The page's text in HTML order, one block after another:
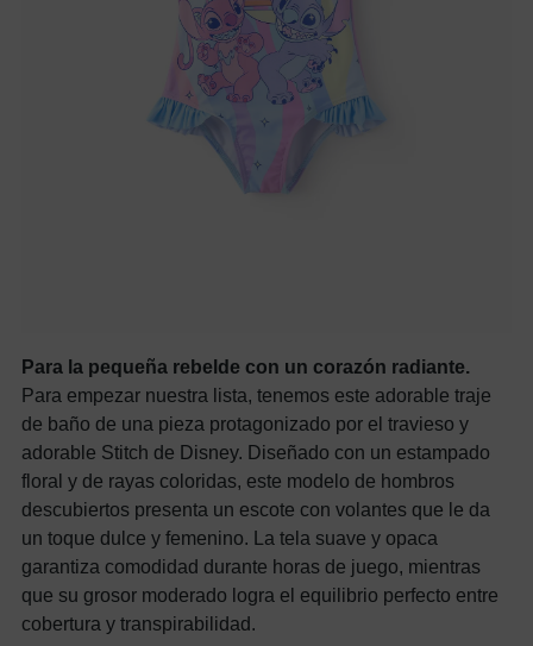
Para la pequeña rebelde con un corazón radiante.
Para empezar nuestra lista, tenemos este adorable traje
de baño de una pieza protagonizado por el travieso y
adorable Stitch de Disney. Diseñado con un estampado
floral y de rayas coloridas, este modelo de hombros
descubiertos presenta un escote con volantes que le da
un toque dulce y femenino. La tela suave y opaca
garantiza comodidad durante horas de juego, mientras
que su grosor moderado logra el equilibrio perfecto entre
cobertura y transpirabilidad.